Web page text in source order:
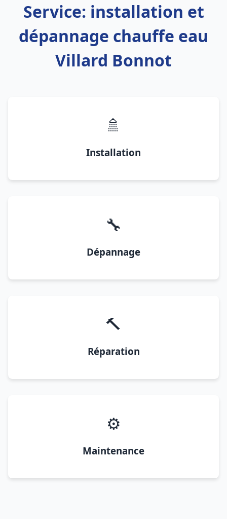
Service: installation et
dépannage chauffe eau
Villard Bonnot
🚿
Installation
🔧
Dépannage
🔨
Réparation
⚙️
Maintenance